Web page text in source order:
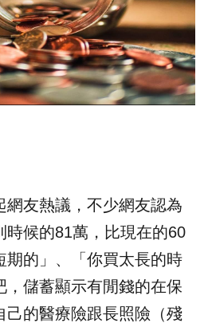
網友熱議，不少網友認為
時候的81萬，比現在的60
期的」、「你買太長的時
，儲蓄顯示有閒錢的在保
己的醫療險跟長照險（殘